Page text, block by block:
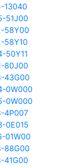
13040
51J00
58Y00
58Y10
50Y11
80J00
43G00
0W000
0W000
4P007
0E015
01W00
88G00
41G00